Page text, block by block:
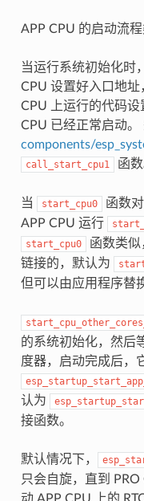
APP CPU 的启动流程
当运行系统初始化时
CPU 设置好入口地
CPU 上运行的代码
CPU 已经正常启动。
components/
call_start_cpu1 函数
当 start_cpu0
函数
APP CPU 运行
start_cpu0 函数类似
链接的，默认为
但可以由应用程序替
的系统初始化，然后
度器，启动完成后，
认为
接函数。
默认情况下，
只会自旋，直到